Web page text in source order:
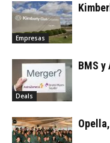
Empresas
Deals
BMS